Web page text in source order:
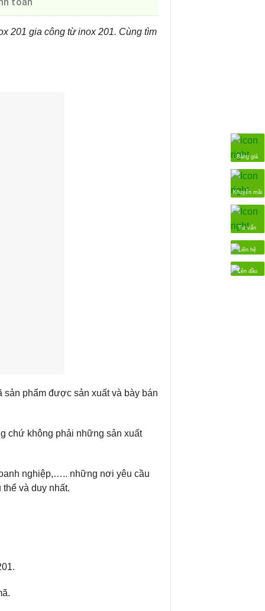
201 gia công từ inox 201. Cùng tìm
phẩm được sản xuất và bày bán
chứ không phải những sản xuất
nghiệp,….. những nơi yêu cầu
và duy nhất.
Bảng giá
Khuyến mãi
Tư vấn
Liên hệ
Lên đầu